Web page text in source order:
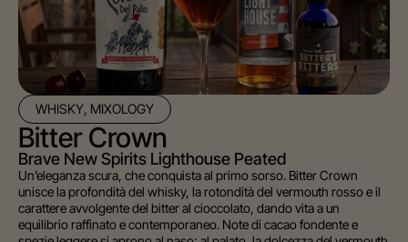
WHISKY, MIXOLOGY
Bitter Crown
Brave New Spirits Lighthouse Peated
Un’eleganza scura, che conquista al primo sorso. Bitter Crown
unisce la profondità del whisky, la rotondità del vermouth rosso e il
carattere avvolgente del bitter al cioccolato, dando vita a un
equilibrio raffinato e contemporaneo. Note di cacao fondente e